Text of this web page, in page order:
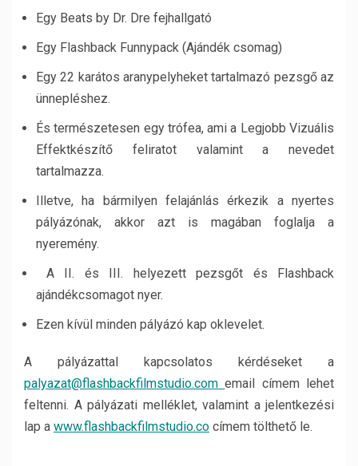
Egy Beats by Dr. Dre fejhallgató
Egy Flashback Funnypack (Ajándék csomag)
Egy 22 karátos aranypelyheket tartalmazó pezsgő az
ünnepléshez.
És természetesen egy trófea, ami a Legjobb Vizuális
Effektkészítő feliratot valamint a nevedet
tartalmazza.
Illetve, ha bármilyen felajánlás érkezik a nyertes
pályázónak, akkor azt is magában foglalja a
nyeremény.
A II. és III. helyezett pezsgőt és Flashback
ajándékcsomagot nyer.
Ezen kívül minden pályázó kap oklevelet.
A pályázattal kapcsolatos kérdéseket a
palyazat@flashbackfilmstudio.comemail címem lehet
feltenni. A pályázati melléklet, valamint a jelentkezési
lap a www.flashbackfilmstudio.co címem tölthető le.